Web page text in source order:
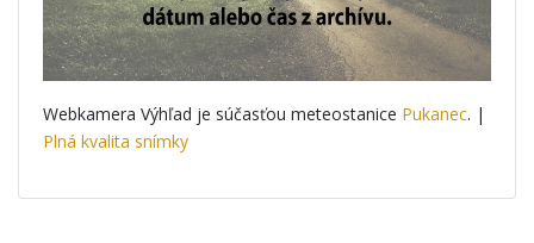
Webkamera Výhľad je súčasťou meteostanice Pukanec. |
Plná kvalita snímky